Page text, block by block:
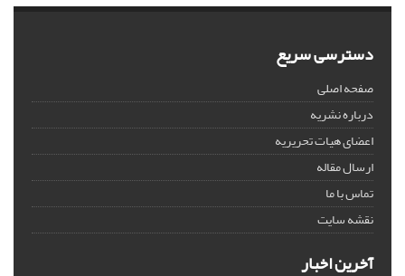
دسترسی سریع
صفحه اصلی
درباره نشریه
اعضای هیات تحریریه
ارسال مقاله
تماس با ما
نقشه سایت
آخرین اخبار